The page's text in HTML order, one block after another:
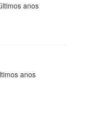
anos
anos